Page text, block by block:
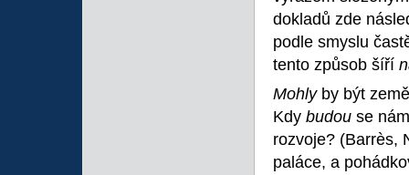
dokladů zde
podle smyslu
tento způsob šíří
Mohly by být
Kdy budou se
rozvoje? (Barrès,
paláce, a